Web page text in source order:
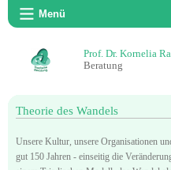
Menü
Prof. Dr. Kornelia
Beratung
Theorie des Wandels
Unsere Kultur, unsere Organisationen
gut 150 Jahren - einseitig die